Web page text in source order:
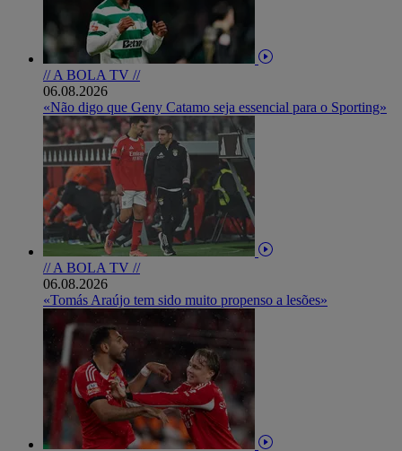
// A BOLA TV //
06.08.2026
«Não digo que Geny Catamo seja essencial para o Sporting»
// A BOLA TV //
06.08.2026
«Tomás Araújo tem sido muito propenso a lesões»